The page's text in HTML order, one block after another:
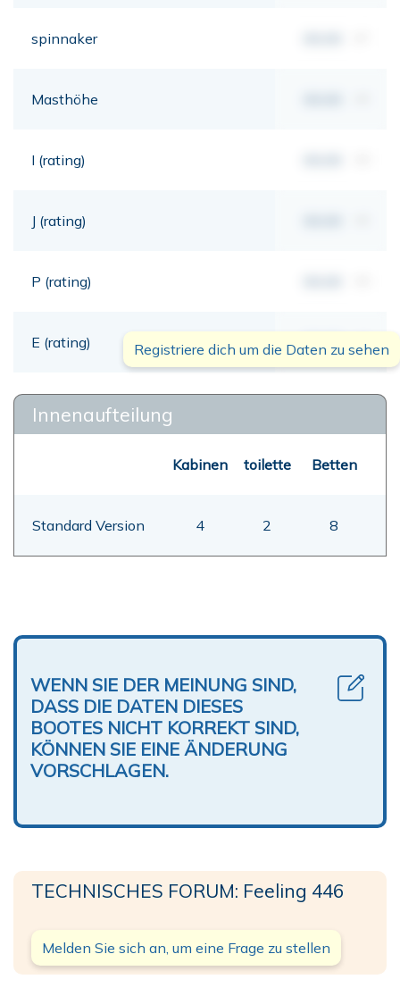
spinnaker
Masthöhe
I (rating)
J (rating)
P (rating)
E (rating) 00,00 mt
Registriere dich um die Daten zu sehen
Innenaufteilung
Kabinen toilette Betten
Standard Version 4 2 8
WENN SIE DER MEINUNG SIND,
DASS DIE DATEN DIESES
BOOTES NICHT KORREKT SIND,
KÖNNEN SIE EINE ÄNDERUNG
VORSCHLAGEN.
TECHNISCHES FORUM: Feeling 446
Melden Sie sich an, um eine Frage zu stellen